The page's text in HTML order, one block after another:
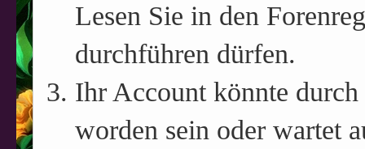
Lesen Sie in den
durchführen dürfen.
Ihr Account könnte
worden sein oder wartet